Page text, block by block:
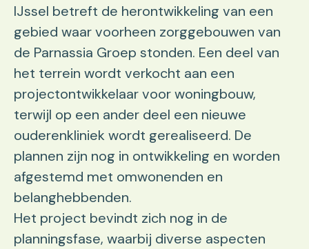
IJssel betreft de herontwikkeling van een
gebied waar voorheen zorggebouwen van
de Parnassia Groep stonden. Een deel van
het terrein wordt verkocht aan een
projectontwikkelaar voor woningbouw,
terwijl op een ander deel een nieuwe
ouderenkliniek wordt gerealiseerd. De
plannen zijn nog in ontwikkeling en worden
afgestemd met omwonenden en
belanghebbenden.
Het project bevindt zich nog in de
planningsfase, waarbij diverse aspecten